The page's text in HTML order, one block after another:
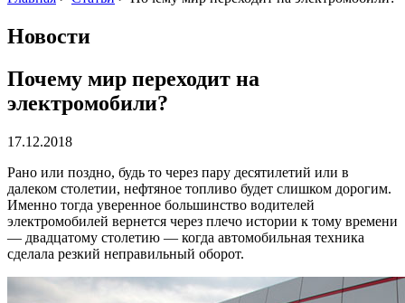
Новости
Почему мир переходит на
электромобили?
17.12.2018
Рано или поздно, будь то через пару десятилетий или в
далеком столетии, нефтяное топливо будет слишком дорогим.
Именно тогда уверенное большинство водителей
электромобилей вернется через плечо истории к тому времени
— двадцатому столетию — когда автомобильная техника
сделала резкий неправильный оборот.